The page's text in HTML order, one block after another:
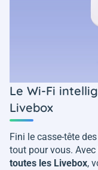
Le Wi-Fi
Livebox
Fini le casse-tête
tout pour vous. Avec
toutes les Livebox,